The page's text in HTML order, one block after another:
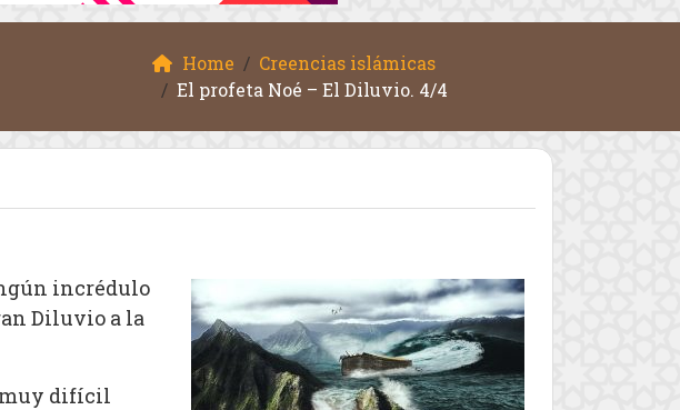
Home
Creencias islámicas
El profeta Noé – El Diluvio. 4/4
incrédulo
Diluvio a la
muy difícil